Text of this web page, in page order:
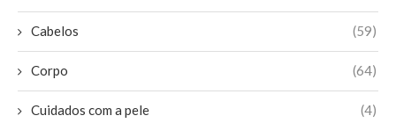
Cabelos (59)
Corpo (64)
Cuidados com a pele (4)